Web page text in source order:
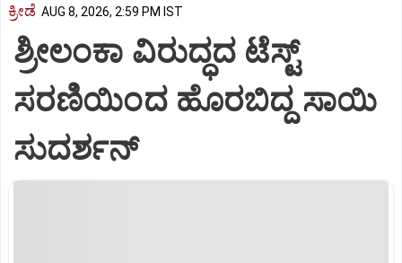
ಕ್ರೀಡೆ AUG 8, 2026, 2:59 PM IST
ಶ್ರೀಲಂಕಾ ವಿರುದ್ಧದ ಟೆಸ್ಟ್
ಸರಣಿಯಿಂದ ಹೊರಬಿದ್ದ ಸಾಯಿ
ಸುದರ್ಶನ್